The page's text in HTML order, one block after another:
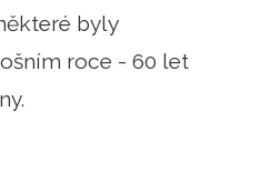
byly
roce - 60 let